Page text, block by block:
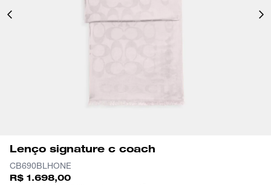
Lenço signature c coach
CB690BLHONE
R$ 1.698,00